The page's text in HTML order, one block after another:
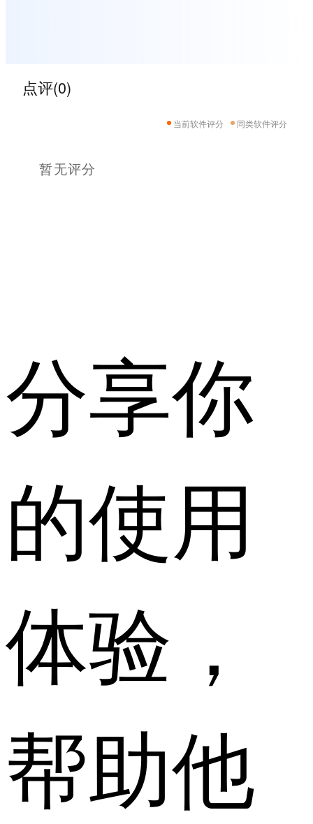
点评(0)
当前软件评分 同类软件评分
暂无评分
分享你
的使用
体验，
帮助他